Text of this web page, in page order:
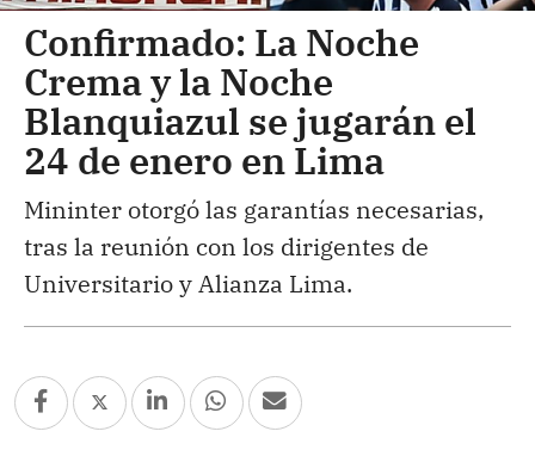
Confirmado: La Noche
Crema y la Noche
Blanquiazul se jugarán el
24 de enero en Lima
Mininter otorgó las garantías necesarias,
tras la reunión con los dirigentes de
Universitario y Alianza Lima.